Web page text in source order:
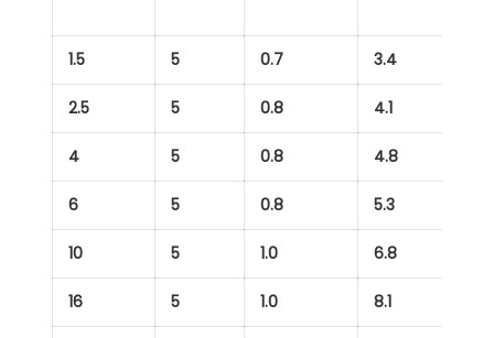
1.5 5 0.7 3.4
2.5 5 0.8 4.1
4 5 0.8 4.8
6 5 0.8 5.3
10 5 1.0 6.8
16 5 1.0 8.1